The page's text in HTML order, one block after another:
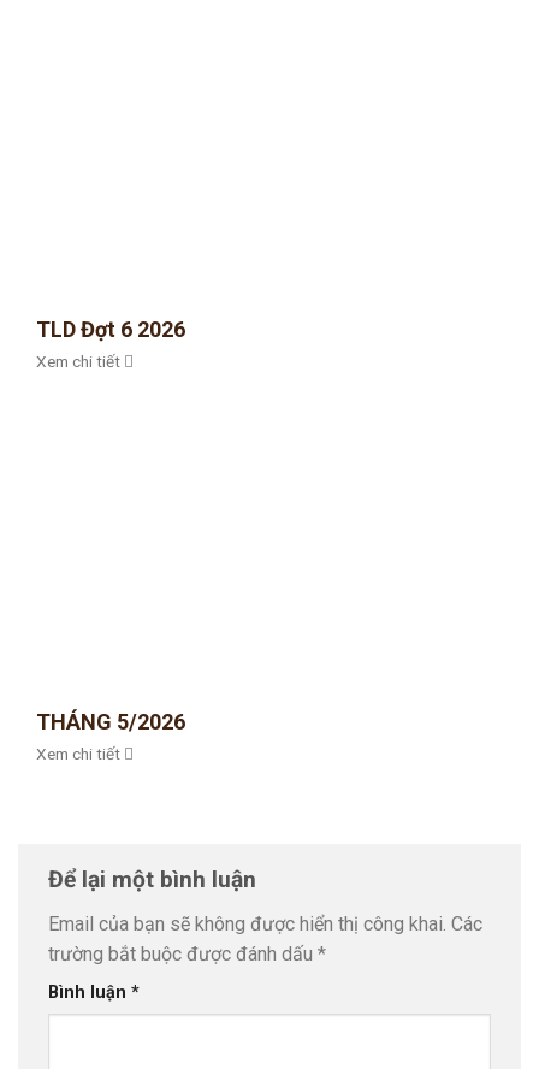
TLD Đợt 6 2026
Xem chi tiết
THÁNG 5/2026
Xem chi tiết
Để lại một bình luận
Email của bạn sẽ không được hiển thị công khai. Các
trường bắt buộc được đánh dấu *
Bình luận *